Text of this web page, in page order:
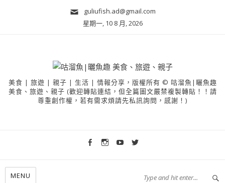
guliufish.ad@gmail.com
星期一, 10 8 月, 2026
美食 | 旅遊 | 親子 | 生活 | 情報分享，版權所有 © 咕溜魚|曬魚趣
美食、旅遊、親子 (歡迎轉貼連結，但全篇圖文嚴禁複製轉貼！！請
尊重創作權，若有需求煩請先私訊詢問，感謝！)
MENU